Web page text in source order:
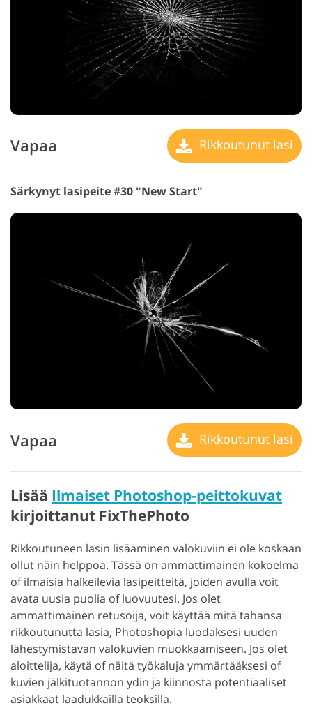
Vapaa Rikkoutunut lasi
Särkynyt lasipeite #30 "New Start"
Vapaa Rikkoutunut lasi
Lisää Ilmaiset Photoshop-peittokuvat
kirjoittanut FixThePhoto
Rikkoutuneen lasin lisääminen valokuviin ei ole koskaan
ollut näin helppoa. Tässä on ammattimainen kokoelma
of ilmaisia halkeilevia lasipeitteitä, joiden avulla voit
avata uusia puolia of luovuutesi. Jos olet
ammattimainen retusoija, voit käyttää mitä tahansa
rikkoutunutta lasia, Photoshopia luodaksesi uuden
lähestymistavan valokuvien muokkaamiseen. Jos olet
aloittelija, käytä of näitä työkaluja ymmärtääksesi of
kuvien jälkituotannon ydin ja kiinnosta potentiaaliset
asiakkaat laadukkailla teoksilla.